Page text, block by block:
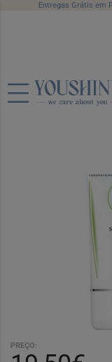
Entregas Grátis em
Bioderma
30 ml com
PREÇO: